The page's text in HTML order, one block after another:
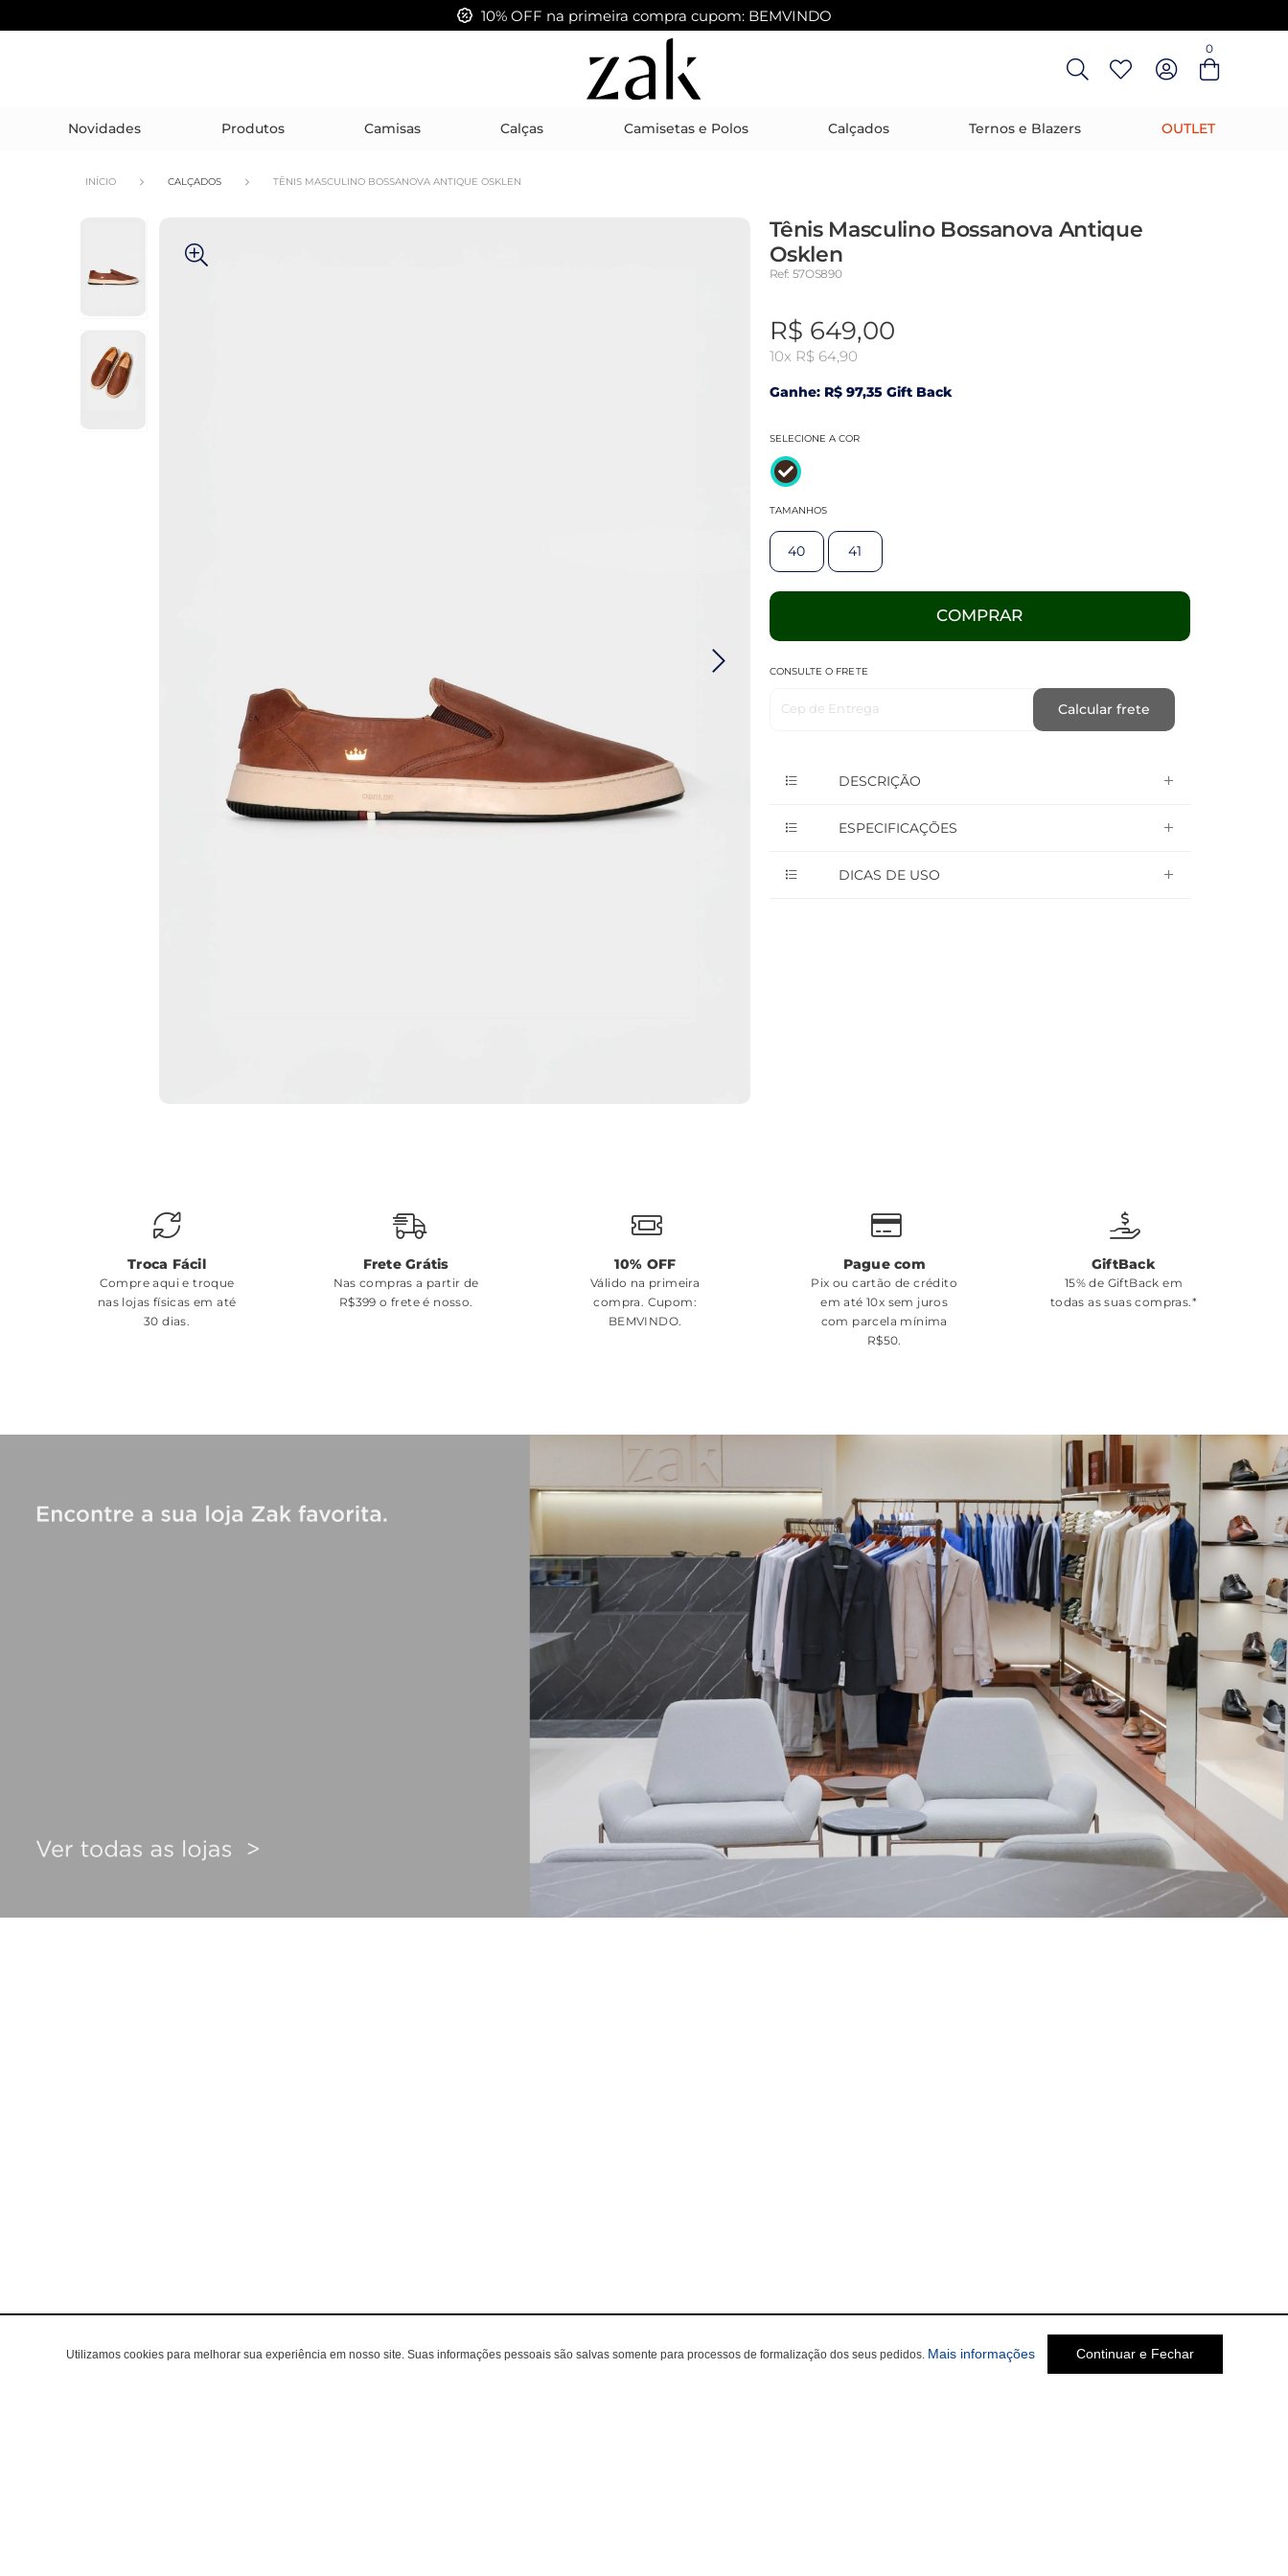
Entre com email ou cpf/cnpj
FRETE GRÁTIS acima de R$ 399,00
0
Novidades Produtos Camisas Calças Camisetas e Polos Calçados Ternos e Blazers OUTLET
INÍCIO CALÇADOS TÊNIS MASCULINO BOSSANOVA ANTIQUE OSKLEN
Tênis Masculino Bossanova Antique
Osklen
Ref: 57OS890
R$ 649,00
10x R$ 64,90
Ganhe: R$ 97,35 Gift Back
SELECIONE A COR
TAMANHOS
40 41
COMPRAR
CONSULTE O FRETE
Cep de Entrega Calcular frete
DESCRIÇÃO
ESPECIFICAÇÕES
DICAS DE USO
Troca Fácil
Compre aqui e troque
nas lojas físicas em até
30 dias.
Frete Grátis
Nas compras a partir de
R$399 o frete é nosso.
10% OFF
Válido na primeira
compra. Cupom:
BEMVINDO.
Pague com
Pix ou cartão de crédito
em até 10x sem juros
com parcela mínima
R$50.
GiftBack
15% de GiftBack em
todas as suas compras.*
Utilizamos cookies para melhorar sua experiência em nosso site. Suas informações pessoais são salvas somente para processos de formalização dos seus pedidos. Mais informações Continuar e Fechar